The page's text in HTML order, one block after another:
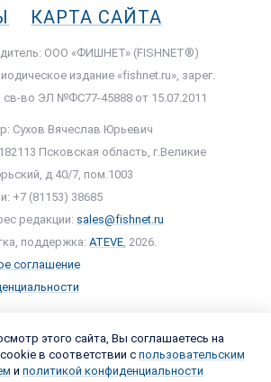
КАРТА САЙТА
ООО «ФИШНЕТ» (FISHNET®)
издание «fishnet.ru», зарег.
во ЭЛ №ФС77-45888 от 15.07.2011
Сухов Вячеслав Юрьевич
Псковская область, г.Великие
д.40/7, пом.1003
+7 (81153) 38685
редакции: sales@fishnet.ru
поддержка: ATEVE , 2026.
соглашение
этого сайта, Вы соглашаетесь на
в соответствии с пользовательским
и политикой конфиденциальности